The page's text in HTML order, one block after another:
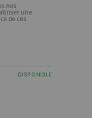
nos
une
de ces
DISPONIBLE